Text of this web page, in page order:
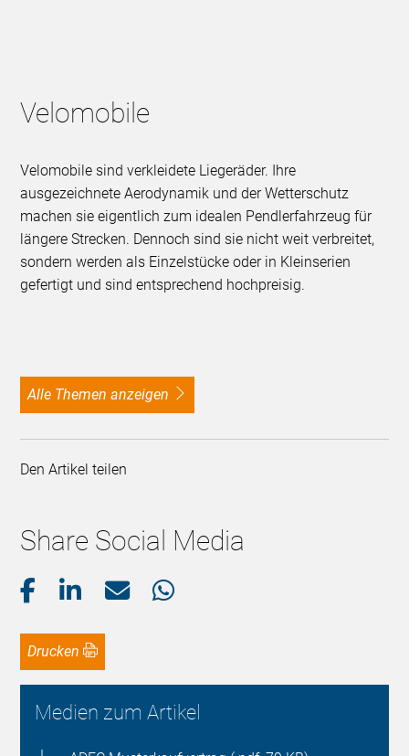
Velomobile
Velomobile sind verkleidete Liegeräder. Ihre
ausgezeichnete Aerodynamik und der Wetterschutz
machen sie eigentlich zum idealen Pendlerfahrzeug für
längere Strecken. Dennoch sind sie nicht weit verbreitet,
sondern werden als Einzelstücke oder in Kleinserien
gefertigt und sind entsprechend hochpreisig.
alle Themen anzeigen
Den Artikel teilen
Share Social Media
Drucken
Medien zum Artikel